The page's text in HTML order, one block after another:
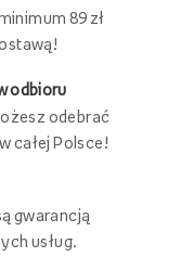
89 zł
odbioru
odebrać
całej Polsce!
gwarancją
usług.